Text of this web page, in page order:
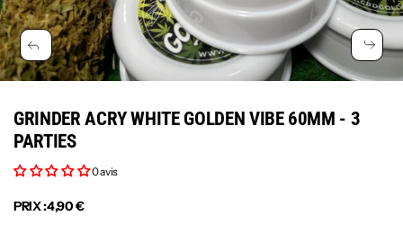
GRINDER ACRY WHITE GOLDEN VIBE 60MM - 3
PARTIES
0 avis
PRIX :4,90 €